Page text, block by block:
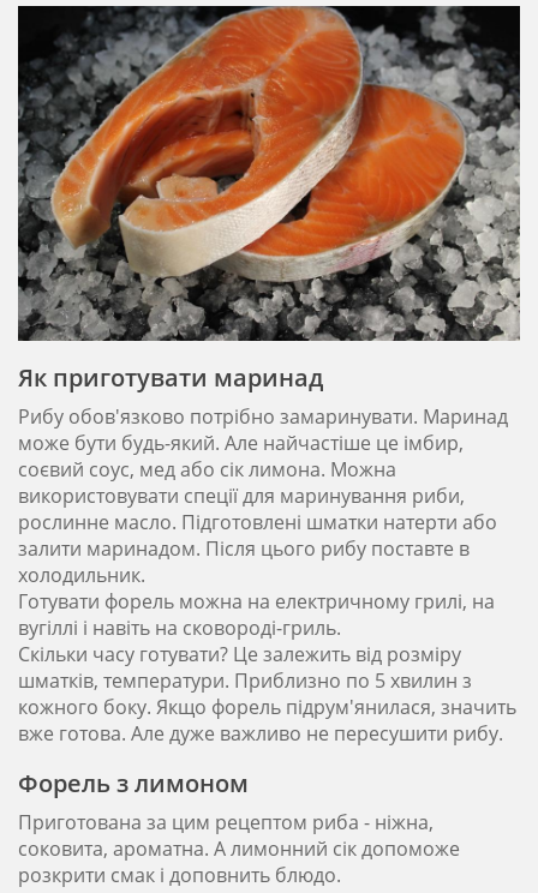
Як приготувати маринад
Рибу обов'язково потрібно замаринувати. Маринад
може бути будь-який. Але найчастіше це імбир,
соєвий соус, мед або сік лимона. Можна
використовувати спеції для маринування риби,
рослинне масло. Підготовлені шматки натерти або
залити маринадом. Після цього рибу поставте в
холодильник.
Готувати форель можна на електричному грилі, на
вугіллі і навіть на сковороді-гриль.
Скільки часу готувати? Це залежить від розміру
шматків, температури. Приблизно по 5 хвилин з
кожного боку. Якщо форель підрум'янилася, значить
вже готова. Але дуже важливо не пересушити рибу.
Форель з лимоном
Приготована за цим рецептом риба - ніжна,
соковита, ароматна. А лимонний сік допоможе
розкрити смак і доповнить блюдо.